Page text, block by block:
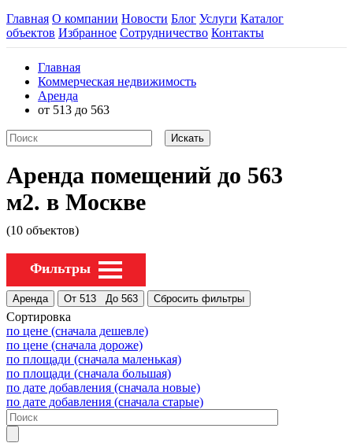
Главная О компании Новости Блог Услуги Каталог
объектов Избранное Сотрудничество Контакты
Главная
Коммерческая недвижимость
Аренда
от 513 до 563
Аренда помещений до 563
м2. в Москве
(10 объектов)
Фильтры
Сортировка
по цене (сначала дешевле)
по цене (сначала дороже)
по площади (сначала маленькая)
по площади (сначала большая)
по дате добавления (сначала новые)
по дате добавления (сначала старые)